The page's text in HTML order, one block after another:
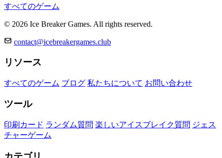
すべてのゲーム
© 2026 Ice Breaker Games. All rights reserved.
contact@icebreakergames.club
リソース
すべてのゲーム ブログ 私たちについて お問い合わせ
ツール
印刷カード ランダム質問 楽しいアイスブレイク質問 ジェス
チャーゲーム